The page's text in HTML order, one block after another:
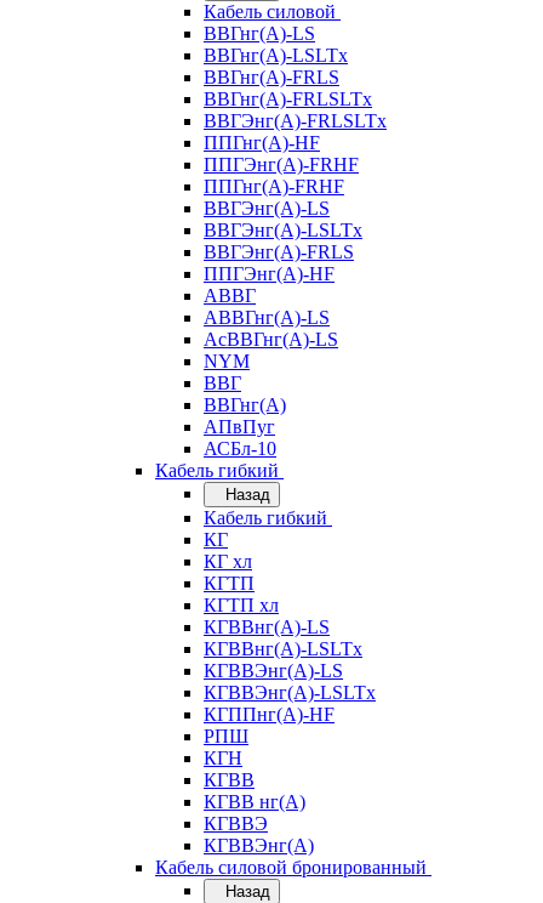
Кабель силовой
ВВГнг(А)-LS
ВВГнг(А)-LSLTx
ВВГнг(А)-FRLS
ВВГнг(А)-FRLSLTx
ВВГЭнг(А)-FRLSLTx
ППГнг(А)-HF
ППГЭнг(А)-FRHF
ППГнг(А)-FRHF
ВВГЭнг(А)-LS
ВВГЭнг(А)-LSLTx
ВВГЭнг(А)-FRLS
ППГЭнг(А)-HF
АВВГ
АВВГнг(А)-LS
АсВВГнг(А)-LS
NYM
ВВГ
ВВГнг(А)
АПвПуг
АСБл-10
Кабель гибкий
Назад
Кабель гибкий
КГ
КГ хл
КГТП
КГТП хл
КГВВнг(А)-LS
КГВВнг(А)-LSLTx
КГВВЭнг(А)-LS
КГВВЭнг(А)-LSLTx
КГППнг(А)-HF
РПШ
КГН
КГВВ
КГВВ нг(А)
КГВВЭ
КГВВЭнг(А)
Кабель силовой бронированный
Назад